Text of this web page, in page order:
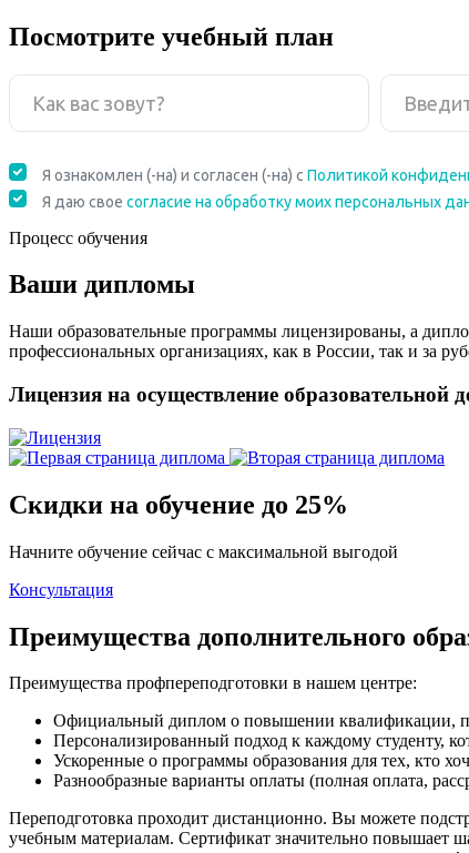
Посмотрите учебный план
Процесс обучения
Ваши дипломы
Наши образовательные программы лицензированы, а
профессиональных организациях, как в России, так и за
Лицензия на осуществление образовательной
Скидки на обучение до 25%
Начните обучение сейчас с максимальной выгодой
Консультация
Преимущества дополнительного
Преимущества профпереподготовки в нашем центре:
Официальный диплом о повышении квалификации,
Персонализированный подход к каждому студенту,
Ускоренные о программы образования для тех, кто
Разнообразные варианты оплаты (полная оплата,
Переподготовка проходит дистанционно. Вы можете
учебным материалам. Сертификат значительно повышает